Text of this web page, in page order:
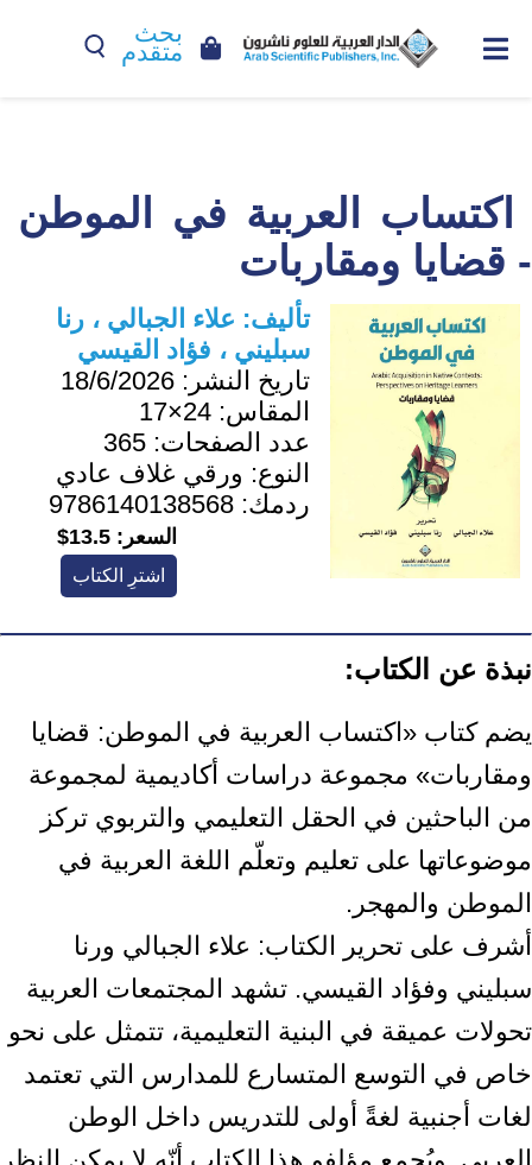
بحث
متقدم
اكتساب العربية في الموطن
- قضايا ومقاربات
تأليف: علاء الجبالي ، رنا
سبليني ، فؤاد القيسي
تاريخ النشر: 18/6/2026
المقاس: 24×17
عدد الصفحات: 365
النوع: ورقي غلاف عادي
ردمك: 9786140138568
السعر: 13.5$
اشترِ الكتاب
نبذة عن الكتاب:
يضم كتاب «اكتساب العربية في الموطن: قضايا
ومقاربات» مجموعة دراسات أكاديمية لمجموعة
من الباحثين في الحقل التعليمي والتربوي تركز
موضوعاتها على تعليم وتعلّم اللغة العربية في
الموطن والمهجر.
أشرف على تحرير الكتاب: علاء الجبالي ورنا
سبليني وفؤاد القيسي. تشهد المجتمعات العربية
تحولات عميقة في البنية التعليمية، تتمثل على نحو
خاص في التوسع المتسارع للمدارس التي تعتمد
لغات أجنبية لغةً أولى للتدريس داخل الوطن
العربي. ويُجمع مؤلفو هذا الكتاب أنّه لا يمكن النظر